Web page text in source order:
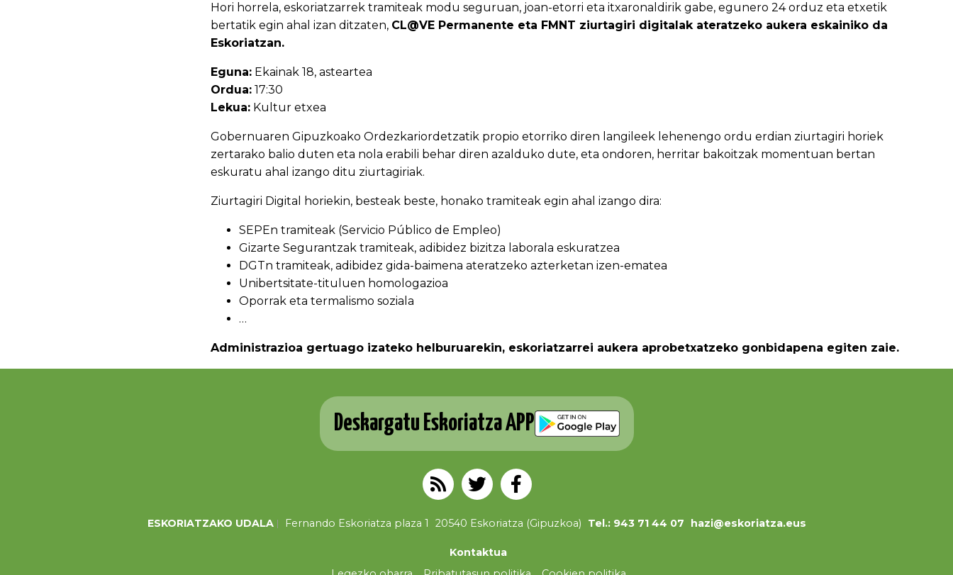
Hori horrela, eskoriatzarrek tramiteak modu seguruan, joan-etorri eta itxaronaldirik gabe, egunero 24 orduz eta etxetik
bertatik egin ahal izan ditzaten, CL@VE Permanente eta FMNT ziurtagiri digitalak ateratzeko aukera eskainiko da
Eskoriatzan.
Eguna: Ekainak 18, asteartea
Ordua: 17:30
Lekua: Kultur etxea
Gobernuaren Gipuzkoako Ordezkariordetzatik propio etorriko diren langileek lehenengo ordu erdian ziurtagiri horiek
zertarako balio duten eta nola erabili behar diren azalduko dute, eta ondoren, herritar bakoitzak momentuan bertan
eskuratu ahal izango ditu ziurtagiriak.
Ziurtagiri Digital horiekin, besteak beste, honako tramiteak egin ahal izango dira:
SEPEn tramiteak (Servicio Público de Empleo)
Gizarte Segurantzak tramiteak, adibidez bizitza laborala eskuratzea
DGTn tramiteak, adibidez gida-baimena ateratzeko azterketan izen-ematea
Unibertsitate-tituluen homologazioa
Oporrak eta termalismo soziala
…
Administrazioa gertuago izateko helburuarekin, eskoriatzarrei aukera aprobetxatzeko gonbidapena egiten zaie.
Deskargatu Eskoriatza APP
ESKORIATZAKO UDALA Fernando Eskoriatza plaza 1 20540 Eskoriatza (Gipuzkoa) Tel.: 943 71 44 07 hazi@eskoriatza.eus
Kontaktua